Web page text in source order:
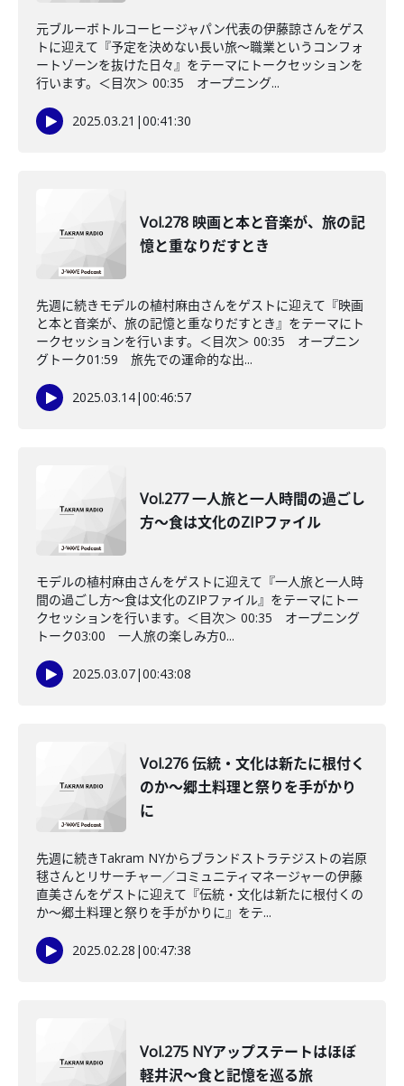
元ブルーボトルコーヒージャパン代表の伊藤諒さんをゲス
トに迎えて『予定を決めない長い旅〜職業というコンフォ
ートゾーンを抜けた日々』をテーマにトークセッションを
行います。＜目次＞ 00:35 オープニング...
2025.03.21 |00:41:30
Vol.278 映画と本と音楽が、旅の記
憶と重なりだすとき
先週に続きモデルの植村麻由さんをゲストに迎えて『映画
と本と音楽が、旅の記憶と重なりだすとき』をテーマにト
ークセッションを行います。＜目次＞ 00:35 オープニン
グトーク01:59 旅先での運命的な出...
2025.03.14|00:46:57
Vol.277 一人旅と一人時間の過ごし
方～食は文化のZIPファイル
モデルの植村麻由さんをゲストに迎えて『一人旅と一人時
間の過ごし方～食は文化のZIPファイル』をテーマにトー
クセッションを行います。＜目次＞ 00:35 オープニング
トーク03:00 一人旅の楽しみ方0...
2025.03.07|00:43:08
Vol.276 伝統・文化は新たに根付く
のか～郷土料理と祭りを手がかり
に
先週に続きTakram NYからブランドストラテジストの岩原
毬さんとリサーチャー／コミュニティマネージャーの伊藤
直美さんをゲストに迎えて『伝統・文化は新たに根付くの
か～郷土料理と祭りを手がかりに』をテ...
2025.02.28 |00:47:38
Vol.275 NYアップステートはほぼ
軽井沢～食と記憶を巡る旅